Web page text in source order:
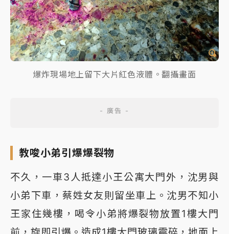
爆炸現場地上留下大片紅色液體。翻攝畫面
教唆小弟引爆爆裂物
不久，一車3人抵達小王公寓大門外，沈男與
小弟下車，蔡姓女友則留坐車上。沈男不知小
王家住幾樓，喝令小弟將爆裂物放置1樓大門